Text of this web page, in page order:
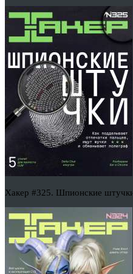
Хакер #325. Шпионские